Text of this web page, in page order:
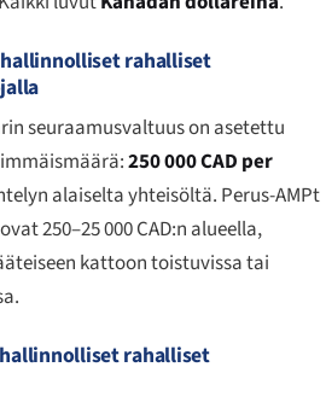
rahalliset
seuraamusvaltuus on asetettu
250 000 CAD per
alaiselta yhteisöltä. Perus-AMPt
250–25 000 CAD:n alueella,
kattoon toistuvissa tai
rahalliset